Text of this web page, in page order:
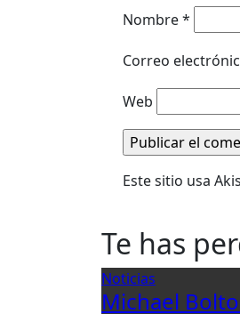
Nombre*
Correo
Web
Este sitio usa
Te has
Noticias
Michael